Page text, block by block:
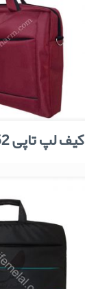
کیف لپ تاپی HB152